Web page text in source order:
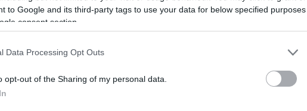
to Google and its third-party tags to use your data for below specified purposes
consent section.
Data Processing Opt Outs
opt-out of the Sharing of my personal data.
forradalom a hozzáállásban
szemléletmódabból indul ki, hogy a különböző
nem hibák vagy rendellenességek, hanem a